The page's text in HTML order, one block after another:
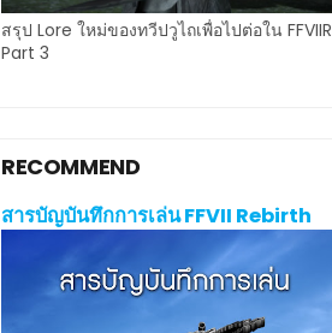
สรุป Lore ใหม่ของทวีปวูไถเพื่อไปต่อใน FFVIIR
Part 3
RECOMMEND
สารบัญบันทึกการเล่น FFVII Rebirth